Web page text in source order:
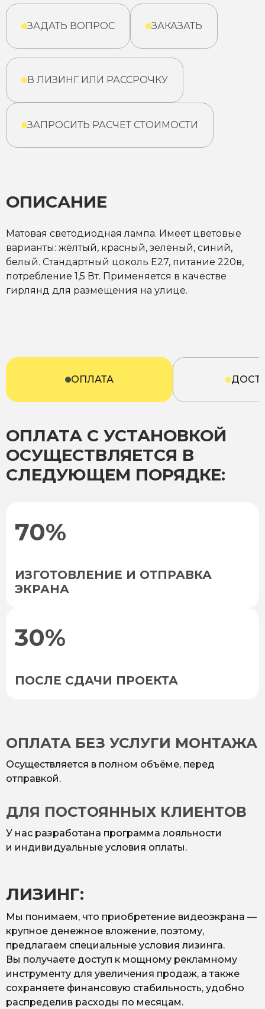
ЗАДАТЬ ВОПРОС ЗАКАЗАТЬ
В ЛИЗИНГ ИЛИ РАССРОЧКУ
ЗАПРОСИТЬ РАСЧЕТ СТОИМОСТИ
ОПИСАНИЕ
Матовая светодиодная лампа. Имеет цветовые
варианты: жёлтый, красный, зелёный, синий,
белый. Стандартный цоколь Е27, питание 220в,
потребление 1,5 Вт. Применяется в качестве
гирлянд для размещения на улице.
ОПЛАТА
ОПЛАТА С УСТАНОВКОЙ
ОСУЩЕСТВЛЯЕТСЯ В
СЛЕДУЮЩЕМ ПОРЯДКЕ:
70%
ИЗГОТОВЛЕНИЕ И ОТПРАВКА
ЭКРАНА
30%
ПОСЛЕ СДАЧИ ПРОЕКТА
ОПЛАТА БЕЗ УСЛУГИ МОНТАЖА
Осуществляется в полном объёме, перед
отправкой.
ДЛЯ ПОСТОЯННЫХ КЛИЕНТОВ
У нас разработана программа лояльности
и индивидуальные условия оплаты.
ЛИЗИНГ:
Мы понимаем, что приобретение видеоэкрана —
крупное денежное вложение, поэтому,
предлагаем специальные условия лизинга.
Вы получаете доступ к мощному рекламному
инструменту для увеличения продаж, а также
сохраняете финансовую стабильность, удобно
распределив расходы по месяцам.